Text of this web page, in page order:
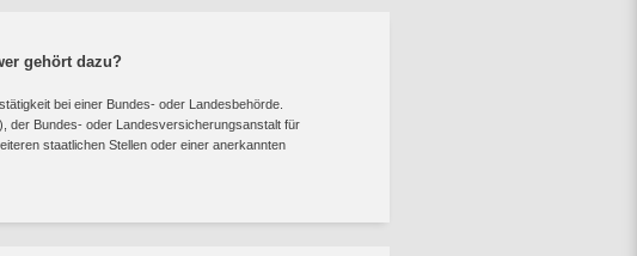
gehört dazu?
bei einer Bundes- oder Landesbehörde.
der Bundes- oder Landesversicherungsanstalt für
staatlichen Stellen oder einer anerkannten